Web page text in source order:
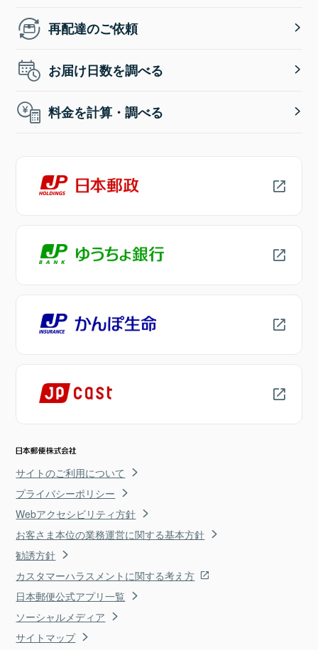
再配達のご依頼
お届け日数を調べる
料金を計算・調べる
サイトのご利用について
プライバシーポリシー
Webアクセシビリティ方針
お客さま本位の業務運営に関する基本方針
勧誘方針
カスタマーハラスメントに関する考え方
日本郵便公式アプリ一覧
ソーシャルメディア
サイトマップ